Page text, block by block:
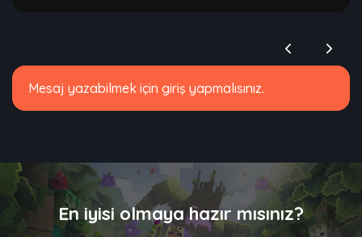
Mesaj yazabilmek için giriş yapmalısınız.
En iyisi olmaya hazır mısınız?